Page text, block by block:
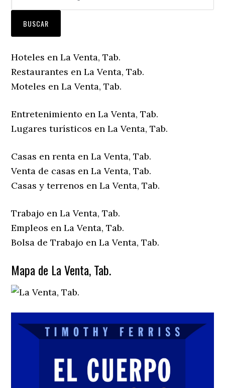
Hoteles en La Venta, Tab.
Restaurantes en La Venta, Tab.
Moteles en La Venta, Tab.
Entretenimiento en La Venta, Tab.
Lugares turísticos en La Venta, Tab.
Casas en renta en La Venta, Tab.
Venta de casas en La Venta, Tab.
Casas y terrenos en La Venta, Tab.
Trabajo en La Venta, Tab.
Empleos en La Venta, Tab.
Bolsa de Trabajo en La Venta, Tab.
Mapa de La Venta, Tab.